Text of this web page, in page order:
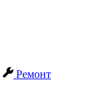
Ремонт